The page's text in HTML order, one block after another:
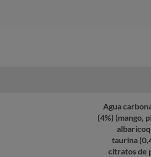
Agua
(4%) (mango,
taurina
citratos de